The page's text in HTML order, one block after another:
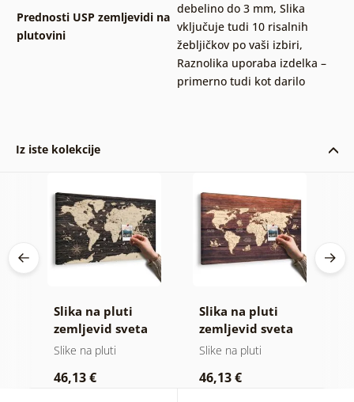
Prednosti USP zemljevidi na
plutovini
debelino do 3 mm, Slika
vključuje tudi 10 risalnih
žebljičkov po vaši izbiri,
Raznolika uporaba izdelka –
primerno tudi kot darilo
Iz iste kolekcije
Slika na pluti
zemljevid sveta
na lesenem
Slike na pluti
46,13 €
Slika na pluti
zemljevid sveta
na lesu
Slike na pluti
46,13 €